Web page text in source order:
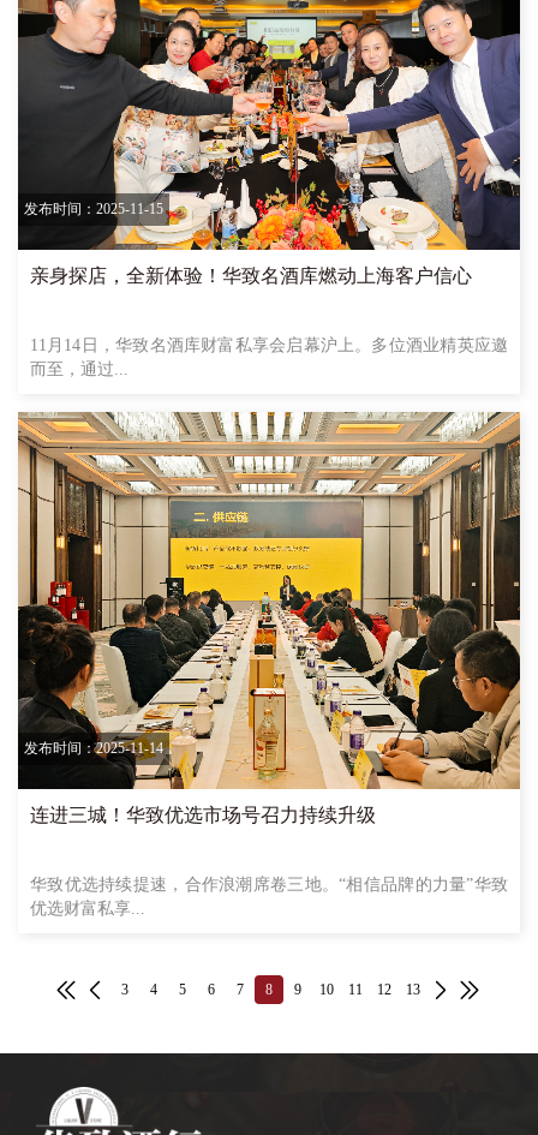
发布时间：2025-11-15
亲身探店，全新体验！华致名酒库燃动上海客户信心
11月14日，华致名酒库财富私享会启幕沪上。多位酒业精英应邀
而至，通过...
发布时间：2025-11-14
连进三城！华致优选市场号召力持续升级
华致优选持续提速，合作浪潮席卷三地。“相信品牌的力量”华致
优选财富私享...
3 4 5 6 7 8 9 10 11 12 13